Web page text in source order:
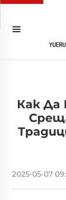
Как Да
2025-05-07